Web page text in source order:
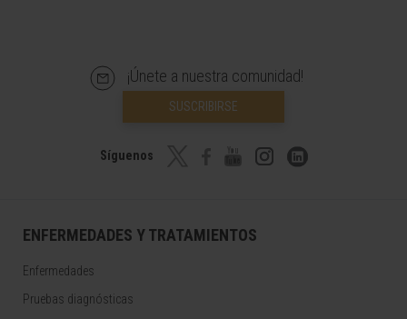
¡Únete a nuestra comunidad!
SUSCRIBIRSE
Síguenos
ENFERMEDADES Y TRATAMIENTOS
Enfermedades
Pruebas diagnósticas